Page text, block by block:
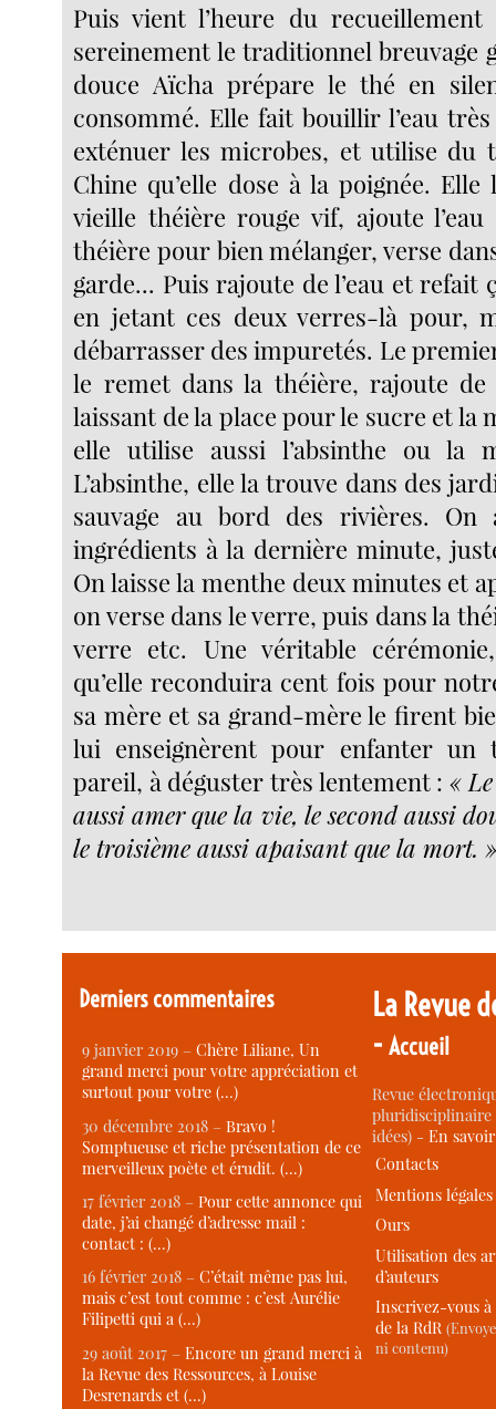
Puis vient l’heure du
sereinement le traditionnel breuvage
douce Aïcha prépare le thé en
consommé. Elle fait bouillir l’eau
exténuer les microbes, et utilise du
Chine qu’elle dose à la poignée.
vieille théière rouge vif, ajoute
théière pour bien mélanger, verse
garde... Puis rajoute de l’eau et refait
en jetant ces deux verres-là pour,
débarrasser des impuretés. Le
le remet dans la théière, rajoute de
laissant de la place pour le sucre et la
elle utilise aussi l’absinthe ou la
L’absinthe, elle la trouve dans des
sauvage au bord des rivières. On
ingrédients à la dernière minute,
On laisse la menthe deux minutes et
on verse dans le verre, puis dans la
verre etc. Une véritable
qu’elle reconduira cent fois pour
sa mère et sa grand-mère le firent
lui enseignèrent pour enfanter
pareil, à déguster très lentement : «
aussi amer que la vie, le second aussi
le troisième aussi apaisant que la mort.
Derniers commentaires
9 janvier 2019 –Chère Liliane, Un
grand merci pour votre appréciation et
surtout pour votre (…)
30 décembre 2018 –Bravo !
Somptueuse et riche présentation de ce
merveilleux poète et érudit. (…)
17 février 2018 –Pour cette annonce qui
date, j’ai changé d’adresse mail :
contact : (…)
16 février 2018 –C’était même pas lui,
mais c’est tout comme : c’est Aurélie
Filipetti qui a (…)
29 août 2017 –Encore un grand merci à
la Revue des Ressources, à Louise
Desrenards et (…)
La Revue
-Accueil
Revue
idées) -En
Contacts
Mentions légales
Ours
Utilisation des
d’auteurs
Inscrivez-vous
de la RdR
ni contenu)